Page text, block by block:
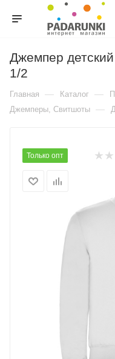
Джемпер
1/2
Главная — Каталог —
Джемперы, Свитшоты —
Только опт